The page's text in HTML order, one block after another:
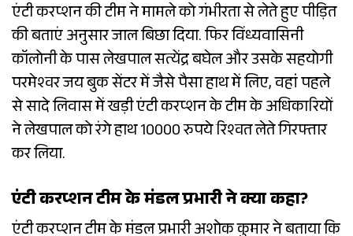
एंटी करप्शन की टीम ने मामले को गंभीरता से लेते हुए पीड़ित
की बताएं अनुसार जाल बिछा दिया. फिर विंध्यवासिनी
कॉलोनी के पास लेखपाल सत्येंद्र बघेल और उसके सहयोगी
परमेश्वर जय बुक सेंटर में जैसे पैसा हाथ में लिए, वहां पहले
से सादे लिवास में खड़ी एंटी करप्शन के टीम के अधिकारियों
ने लेखपाल को रंगे हाथ 10000 रुपये रिश्वत लेते गिरफ्तार
कर लिया.
एंटी करप्शन टीम के मंडल प्रभारी ने क्या कहा?